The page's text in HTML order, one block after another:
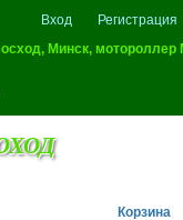
Вход
Регистрация
Минск,
Корзина